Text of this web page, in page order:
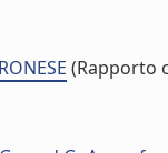
(Rapporto